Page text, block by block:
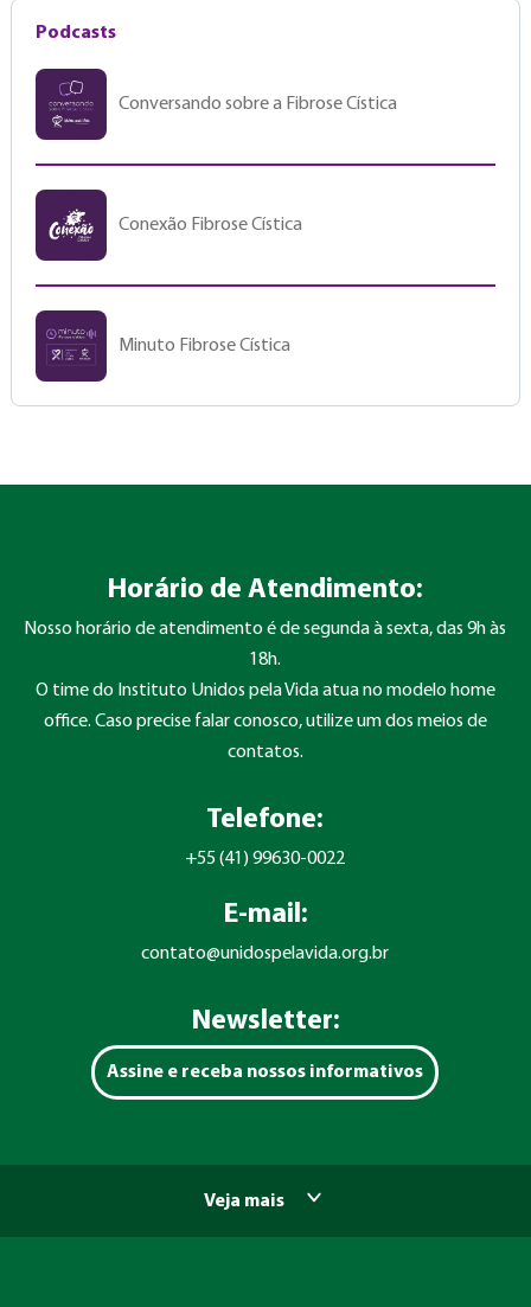
Podcasts
Conversando sobre a Fibrose Cística
Conexão Fibrose Cística
Minuto Fibrose Cística
Horário de Atendimento:
Nosso horário de atendimento é de segunda à sexta, das 9h às
18h.
O time do Instituto Unidos pela Vida atua no modelo home
office. Caso precise falar conosco, utilize um dos meios de
contatos.
Telefone:
+55 (41) 99630-0022
E-mail:
contato@unidospelavida.org.br
Newsletter:
Assine e receba nossos informativos
Veja mais